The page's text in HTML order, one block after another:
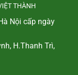
THÀNH
Nội cấp ngày
H.Thanh Trì,